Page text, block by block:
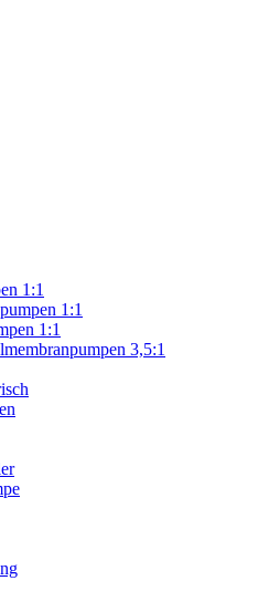
1:1
1:1
1:1
3,5:1